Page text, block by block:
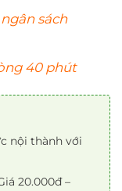
sách
40 phút
nội thành với
20.000đ –